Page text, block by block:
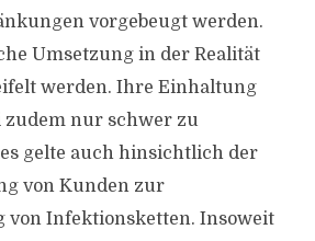
vorgebeugt werden.
Umsetzung in der Realität
werden. Ihre Einhaltung
zudem nur schwer zu
gelte auch hinsichtlich der
von Kunden zur
von Infektionsketten. Insoweit